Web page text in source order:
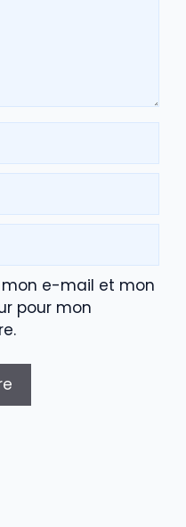
mon e-mail et mon
pour mon